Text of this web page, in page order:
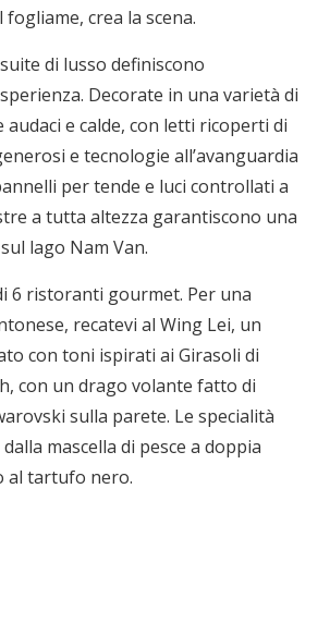
crea la scena.
di lusso definiscono
Decorate in una varietà di
e calde, con letti ricoperti di
e tecnologie all’avanguardia
per tende e luci controllati a
a tutta altezza garantiscono una
lago Nam Van.
6 ristoranti gourmet. Per una
recatevi al Wing Lei, un
con toni ispirati ai Girasoli di
con un drago volante fatto di
sulla parete. Le specialità
mascella di pesce a doppia
al tartufo nero.